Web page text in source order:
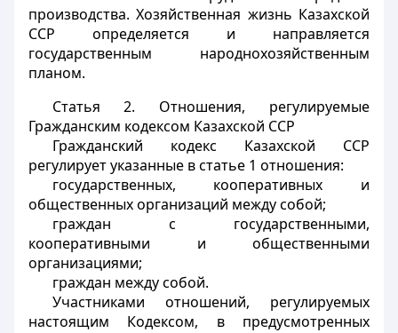
производства. Хозяйственная жизнь Казахской
ССР определяется и направляется
государственным народнохозяйственным
планом.
Статья 2. Отношения, регулируемые
Гражданским кодексом Казахской ССР
Гражданский кодекс Казахской ССР
регулирует указанные в статье 1 отношения:
государственных, кооперативных и
общественных организаций между собой;
граждан с государственными,
кооперативными и общественными
организациями;
граждан между собой.
Участниками отношений, регулируемых
настоящим Кодексом, в предусмотренных